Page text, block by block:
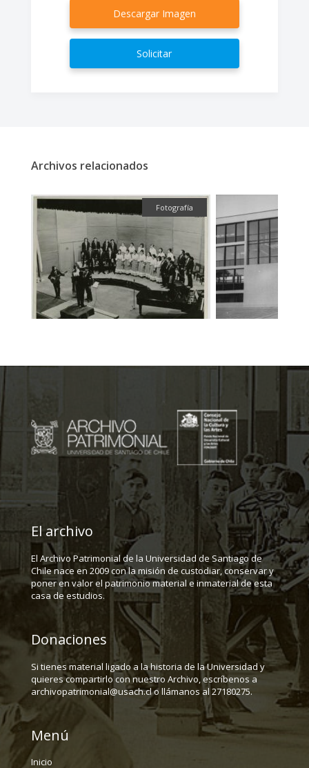
Descargar Imagen
Solicitar
Archivos relacionados
Fotografía
El archivo
El Archivo Patrimonial de la Universidad de Santiago de
Chile nace en 2009 con la misión de custodiar, conservar y
poner en valor el patrimonio material e inmaterial de esta
casa de estudios.
Donaciones
Si tienes material ligado a la historia de la Universidad y
quieres compartirlo con nuestro Archivo, escríbenos a
archivopatrimonial@usach.cl o llámanos al 27180275.
Menú
Inicio